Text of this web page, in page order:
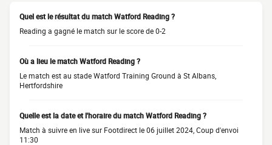
Quel est le résultat du match Watford Reading ?
Reading a gagné le match sur le score de 0-2
Où a lieu le match Watford Reading ?
Le match est au stade Watford Training Ground à St Albans,
Hertfordshire
Quelle est la date et l'horaire du match Watford Reading ?
Match à suivre en live sur Footdirect le 06 juillet 2024, Coup d'envoi
11:30